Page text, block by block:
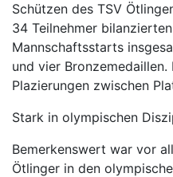
Schützen des TSV
34 Teilnehmer
Mannschaftsstarts
und vier Bronzemedaillen.
Plazierungen zwischen
Stark in olympischen
Bemerkenswert war vor
Ötlinger in den